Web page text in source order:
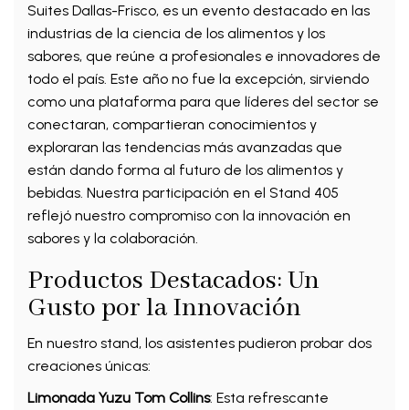
Suites Dallas-Frisco, es un evento destacado en las
industrias de la ciencia de los alimentos y los
sabores, que reúne a profesionales e innovadores de
todo el país. Este año no fue la excepción, sirviendo
como una plataforma para que líderes del sector se
conectaran, compartieran conocimientos y
exploraran las tendencias más avanzadas que
están dando forma al futuro de los alimentos y
bebidas. Nuestra participación en el Stand 405
reflejó nuestro compromiso con la innovación en
sabores y la colaboración.
Productos Destacados: Un
Gusto por la Innovación
En nuestro stand, los asistentes pudieron probar dos
creaciones únicas:
Limonada Yuzu Tom Collins: Esta refrescante